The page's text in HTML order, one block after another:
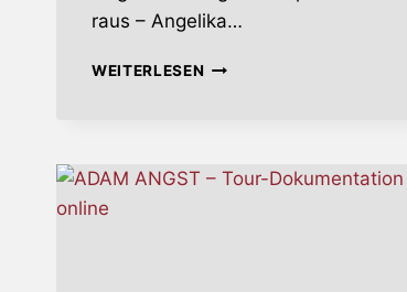
raus – Angelika…
WEITERLESENILLEGALE
ANGELIKA